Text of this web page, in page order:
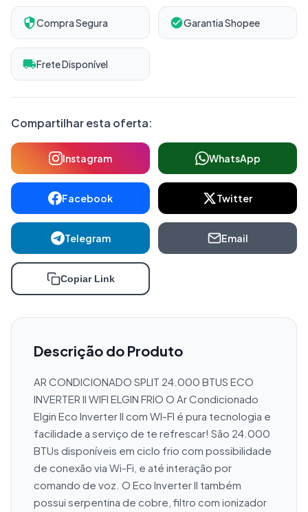
Compra Segura Garantia Shopee
Frete Disponível
Compartilhar esta oferta:
Instagram WhatsApp
Facebook Twitter
Telegram Email
Copiar Link
Descrição do Produto
AR CONDICIONADO SPLIT 24.000 BTUS ECO
INVERTER II WIFI ELGIN FRIO O Ar Condicionado
Elgin Eco Inverter II com WI-FI é pura tecnologia e
facilidade a serviço de te refrescar! São 24.000
BTUs disponíveis em ciclo frio com possibilidade
de conexão via Wi-Fi, e até interação por
comando de voz. O Eco Inverter II também
possui serpentina de cobre, filtro com ionizador